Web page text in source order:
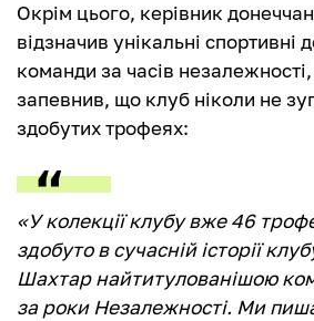
Окрім цього, керівник
відзначив унікальні спортивні
команди за часів
запевнив, що клуб ніколи не
здобутих трофеях:
«У колекції клубу вже 46
здобуто в сучасній історії
Шахтар найтитулованішою
за роки Незалежності. Ми